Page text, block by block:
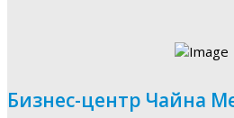
Бизнес-центр Чайна